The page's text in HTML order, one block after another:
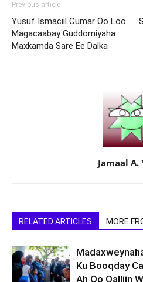
Previous article
Yusuf Ismaciil Cumar Oo Loo
Magacaabay Guddomiyaha
Maxkamda Sare Ee Dalka
Jamaal A.
RELATED ARTICLES MORE
Ku Booqday
Ah Oo Qalliin